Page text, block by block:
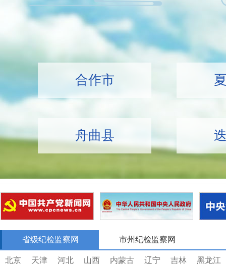
合作市
舟曲县
省级纪检监察网 市州纪检监察网
北京 天津 河北 山西 内蒙古 辽宁 吉林 黑龙江